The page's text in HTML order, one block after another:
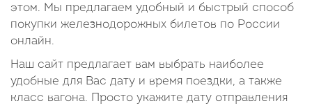
этом. Мы предлагаем удобный и быстрый способ
покупки железнодорожных билетов по России
онлайн.
Наш сайт предлагает вам выбрать наиболее
удобные для Вас дату и время поездки, а также
класс вагона. Просто укажите дату отправления
Октябрь 2026
5
6 7 8 9 10
11